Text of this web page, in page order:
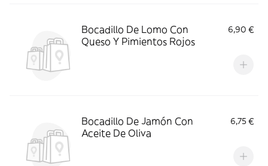
Bocadillo De Lomo Con
Queso Y Pimientos Rojos
6,90 €
Bocadillo De Jamón Con
Aceite De Oliva
6,75 €